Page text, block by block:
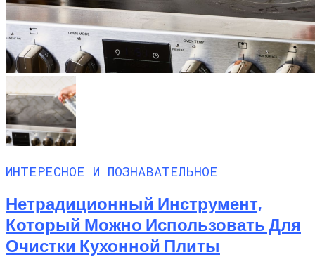
ИНТЕРЕСНОЕ И ПОЗНАВАТЕЛЬНОЕ
Нетрадиционный Инструмент,
Который Можно Использовать Для
Очистки Кухонной Плиты